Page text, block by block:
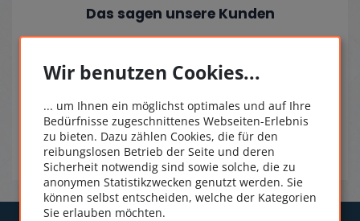
Das sagen unsere Kunden
14.11.2025
Wir benutzen Cookies...
... um Ihnen ein möglichst optimales und auf Ihre
Bedürfnisse zugeschnittenes Webseiten-Erlebnis
zu bieten. Dazu zählen Cookies, die für den
reibungslosen Betrieb der Seite und deren
Sicherheit notwendig sind sowie solche, die zu
anonymen Statistikzwecken genutzt werden. Sie
können selbst entscheiden, welche der Kategorien
Sie erlauben möchten.